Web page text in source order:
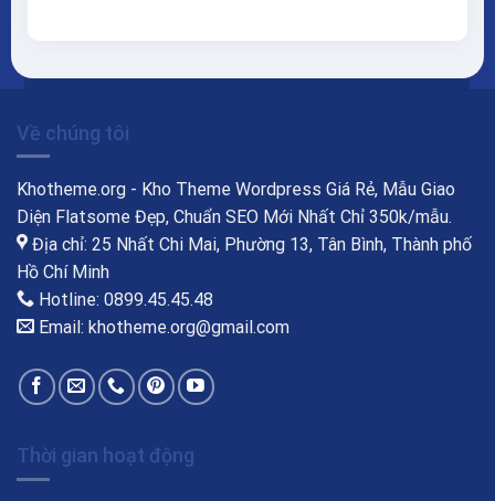
Về chúng tôi
Khotheme.org - Kho Theme Wordpress Giá Rẻ, Mẫu Giao
Diện Flatsome Đẹp, Chuẩn SEO Mới Nhất Chỉ 350k/mẫu.
Địa chỉ: 25 Nhất Chi Mai, Phường 13, Tân Bình, Thành phố
Hồ Chí Minh
Hotline: 0899.45.45.48
Email: khotheme.org@gmail.com
Thời gian hoạt động